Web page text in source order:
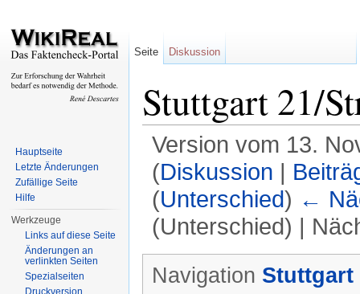
Stuttgart 21/
Version vom 13.
(Diskussion |
(Unterschied) ←
(Unterschied) |
Navigation Stuttgart
Seite Diskussion
Hauptseite
Letzte Änderungen
Zufällige Seite
Hilfe
Werkzeuge
Links auf diese Seite
Änderungen an
verlinkten Seiten
Spezialseiten
Druckversion